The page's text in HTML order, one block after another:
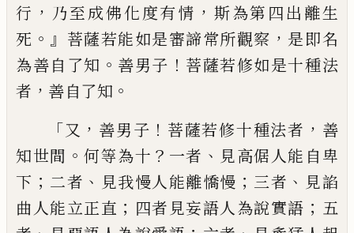
行 ， 乃至成佛化度有情 ， 斯為第四出離生
死 。』 菩薩若能如是審諦常所觀察 ， 是即名
為善自了知 。 善男子 ！ 菩薩若修如是十種法
者 ， 善自了知 。
「又 ， 善男子 ！ 菩薩若修十種法者 ， 善
知世間 。何等為十 ？ 一者 、 見高倨人能自卑
下 ； 二者 、 見我慢人能離憍慢 ； 三者 、 見諂
曲人能立正直 ； 四者見妄語人為說實語 ； 五